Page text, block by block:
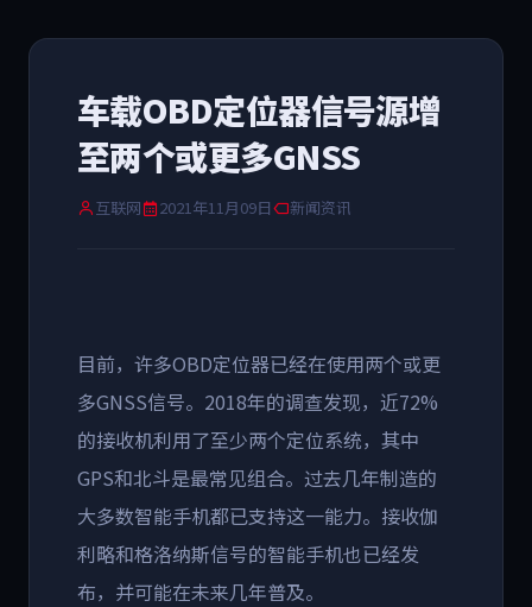
车载OBD定位器信号源增
至两个或更多GNSS
互联网 2021年11月09日 新闻资讯
目前，许多OBD定位器已经在使用两个或更
多GNSS信号。2018年的调查发现，近72%
的接收机利用了至少两个定位系统，其中
GPS和北斗是最常见组合。过去几年制造的
大多数智能手机都已支持这一能力。接收伽
利略和格洛纳斯信号的智能手机也已经发
布，并可能在未来几年普及。